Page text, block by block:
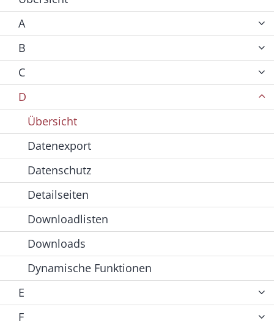
A
B
C
D
Übersicht
Datenexport
Datenschutz
Detailseiten
Downloadlisten
Downloads
Dynamische Funktionen
E
F